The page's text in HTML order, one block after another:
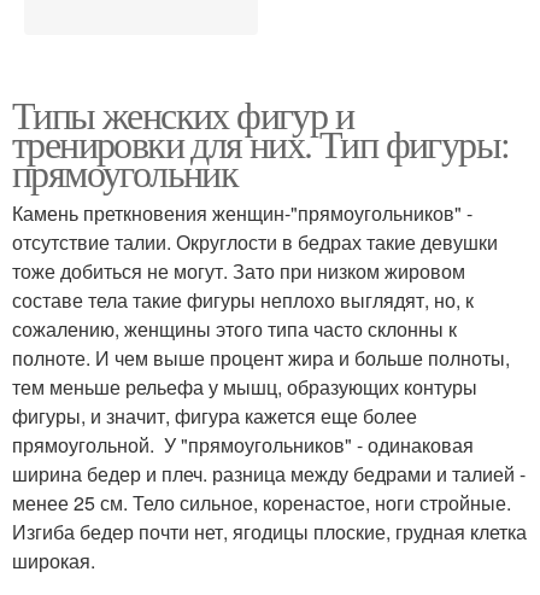
Типы женских фигур и
тренировки для них. Тип фигуры:
прямоугольник
Камень преткновения женщин-"прямоугольников" -
отсутствие талии. Округлости в бедрах такие девушки
тоже добиться не могут. Зато при низком жировом
составе тела такие фигуры неплохо выглядят, но, к
сожалению, женщины этого типа часто склонны к
полноте. И чем выше процент жира и больше полноты,
тем меньше рельефа у мышц, образующих контуры
фигуры, и значит, фигура кажется еще более
прямоугольной. У "прямоугольников" - одинаковая
ширина бедер и плеч. разница между бедрами и талией -
менее 25 см. Тело сильное, коренастое, ноги стройные.
Изгиба бедер почти нет, ягодицы плоские, грудная клетка
широкая.